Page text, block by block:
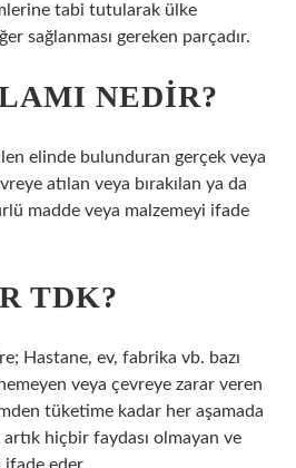
tabi tutularak ülke
sağlanması gereken parçadır.
NEDIR?
elinde bulunduran gerçek veya
atılan veya bırakılan ya da
madde veya malzemeyi ifade
TDK?
Hastane, ev, fabrika vb. bazı
veya çevreye zarar veren
tüketime kadar her aşamada
hiçbir faydası olmayan ve